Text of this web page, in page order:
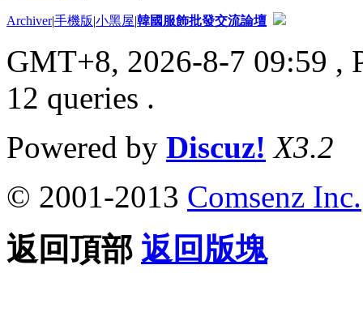
Archiver|手機版|小黑屋|韓國服飾批發交流論壇
GMT+8, 2026-8-7 09:59 ,
12 queries .
Powered by Discuz! X3.2
© 2001-2013 Comsenz Inc.
返回頂部 返回版塊